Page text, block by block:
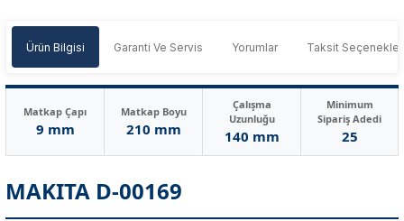
Ürün Bilgisi Garanti Ve Servis Yorumlar Taksit
Matkap Çapı
9 mm
Matkap Boyu
210 mm
Çalışma
Uzunluğu
140 mm
Minimum
Sipariş Adedi
25
MAKITA D-00169